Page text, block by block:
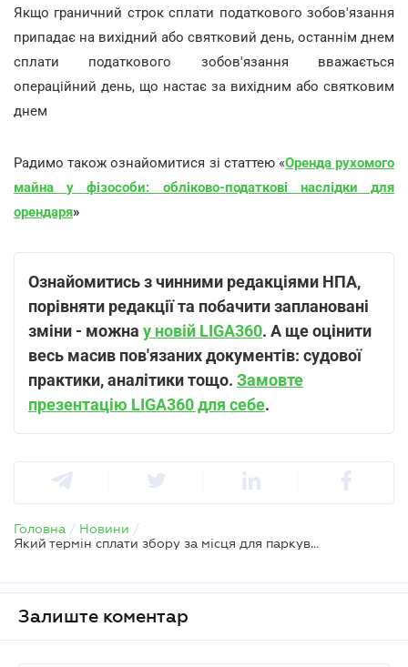
Якщо граничний строк сплати податкового зобов'язання
припадає на вихідний або святковий день, останнім днем
сплати податкового зобов'язання вважається
операційний день, що настає за вихідним або святковим
днем
Радимо також ознайомитися зі статтею «Оренда рухомого
майна у фізособи: обліково-податкові наслідки для
орендаря»
Ознайомитись з чинними редакціями НПА,
порівняти редакції та побачити заплановані
зміни - можна у новій LIGA360. А ще оцінити
весь масив пов'язаних документів: судової
практики, аналітики тощо. Замовте
презентацію LIGA360 для себе.
Головна / Новини /
Який термін сплати збору за місця для паркування транспортних засобів
Залиште коментар